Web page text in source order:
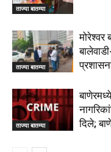
ताज्या बातम्या
ताज्या बातम्या
मोरेश्वर
ताज्या बातम्या
दिले;